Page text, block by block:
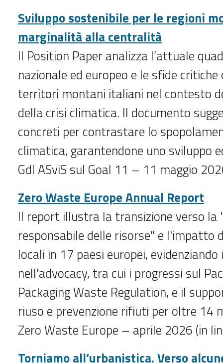
Sviluppo sostenibile per le regioni
marginalità alla centralità
Il Position Paper analizza l’attuale
nazionale ed europeo e le sfide
territori montani italiani nel contesto
della crisi climatica. Il documento
concreti per contrastare lo
climatica, garantendone uno sviluppo
Gdl ASviS sul Goal 11 – 11 maggio
Zero Waste Europe Annual Report
Il report illustra la transizione verso la
responsabile delle risorse" e l'impatto
locali in 17 paesi europei, evidenziando
nell'advocacy, tra cui i progressi sul
Packaging Waste Regulation, e il
riuso e prevenzione rifiuti per oltre 14
Zero Waste Europe – aprile 2026 (in
Torniamo all’urbanistica. Verso